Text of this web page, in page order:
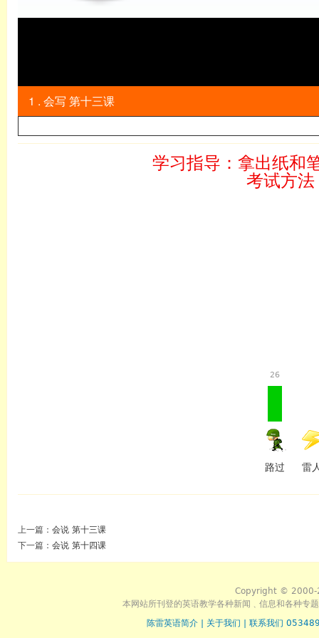
1 . 会写 第十三课
学习指导：拿出纸和
考试方
26
路过 雷
上一篇： 会说 第十三课
下一篇： 会说 第十四课
Copyright © 2000-
本网站所刊登的英语教学各种新闻﹑信息和各种专
陈雷英语简介
关于我们
联系我们